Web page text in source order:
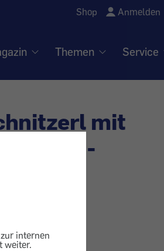
internen
weiter.
Shop Anmelden
Themen Service
mit
-